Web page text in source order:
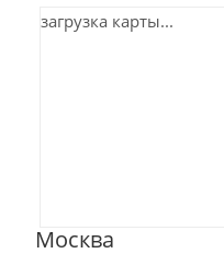
загрузка карты...
Москва